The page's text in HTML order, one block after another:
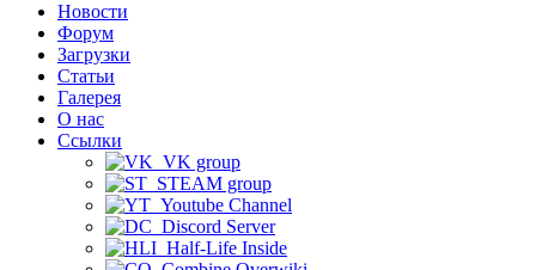
Новости
Форум
Загрузки
Статьи
Галерея
О нас
Ссылки
VK group
STEAM group
Youtube Channel
Discord Server
Half-Life Inside